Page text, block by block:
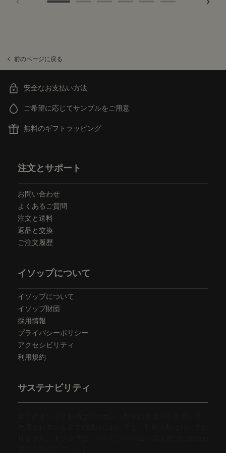
前のページに戻る
安全なお支払い方法
ご希望に応じてサンプルをご用意
無料のギフトラッピング
注文とサポート
お問い合わせ
よくあるご質問
注文と送料
返品と交換
ご注文履歴
イソップについて
イソップについて
イソップ財団
採用情報
プライバシーポリシー
アクセシビリティ
利用規約
サステナビリティ